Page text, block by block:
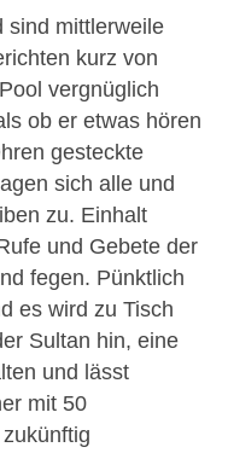
sind mittlerweile
kurz von
vergnüglich
ob er etwas hören
gesteckte
sich alle und
zu. Einhalt
und Gebete der
fegen. Pünktlich
es wird zu Tisch
Sultan hin, eine
und lässt
mit 50